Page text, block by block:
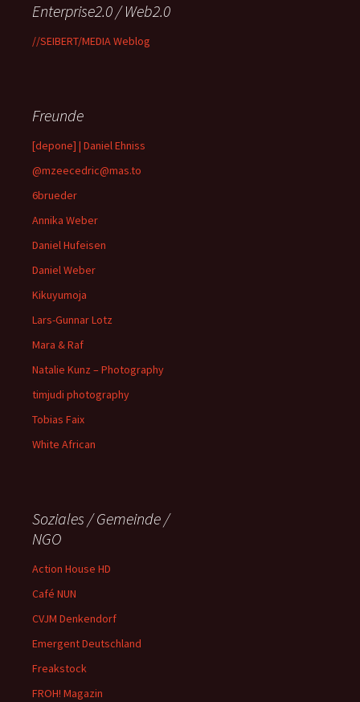
Enterprise2.0 / Web2.0
//SEIBERT/MEDIA Weblog
Freunde
[depone] | Daniel Ehniss
@mzeecedric@mas.to
6brueder
Annika Weber
Daniel Hufeisen
Daniel Weber
Kikuyumoja
Lars-Gunnar Lotz
Mara & Raf
Natalie Kunz – Photography
timjudi photography
Tobias Faix
White African
Soziales / Gemeinde /
NGO
Action House HD
Café NUN
CVJM Denkendorf
Emergent Deutschland
Freakstock
FROH! Magazin